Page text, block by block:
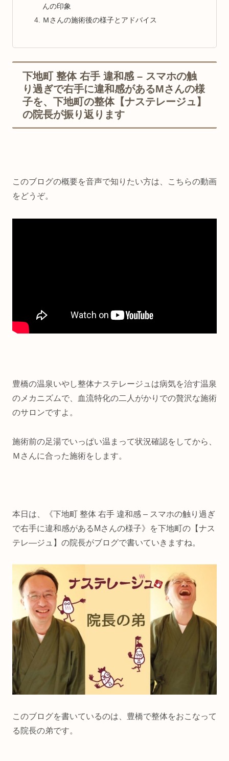
んの印象
Ｍさんの施術後の様子とアドバイス
下地町 整体 右手 違和感 – スマホの触
り過ぎで右手に違和感があるMさんの様
子を、下地町の整体【ナステレージュ】
の院長が振り返ります
このブログの概要を音声で知りたい方は、こちらの動画
をどうぞ。
豊橋の温泉いやし整体ナステレージュは病気を治す温泉
のメカニズムで、血流特化の二人がかりでの贅沢な施術
のサロンですよ。
施術前の足湯でいっぱい温まって状況確認をしてから、
Ｍさんに合った施術をします。
本日は、《下地町 整体 右手 違和感 – スマホの触り過ぎ
で右手に違和感があるMさんの様子》を下地町の【ナス
テレ―ジュ】の院長がブログで書いていきますね。
このブログを書いているのは、豊橋で整体をおこなって
る院長の弟です。